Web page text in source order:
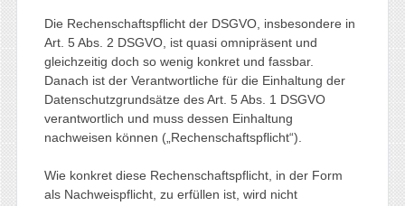
Die Rechenschaftspflicht der DSGVO, insbesondere in
Art. 5 Abs. 2 DSGVO, ist quasi omnipräsent und
gleichzeitig doch so wenig konkret und fassbar.
Danach ist der Verantwortliche für die Einhaltung der
Datenschutzgrundsätze des Art. 5 Abs. 1 DSGVO
verantwortlich und muss dessen Einhaltung
nachweisen können („Rechenschaftspflicht“).
Wie konkret diese Rechenschaftspflicht, in der Form
als Nachweispflicht, zu erfüllen ist, wird nicht